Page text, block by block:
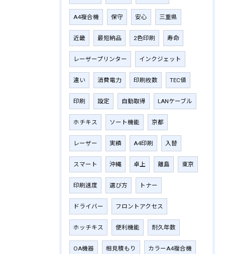
A4複合機 保守 安心 三重県
近畿 最短納品 2色印刷 寿命
レーザープリンター インクジェット
違い 消費電力 印刷枚数 TEC値
印刷 設定 自動取得 LANケーブル
ホチキス ソート機能 京都
レーザー 実績 A4印刷 入替
スマート 沖縄 卓上 離島 東京
印刷速度 選び方 トナー
ドライバー フロントアクセス
ホッチキス 便利機能 耐久年数
OA機器 相見積もり カラーA4複合機